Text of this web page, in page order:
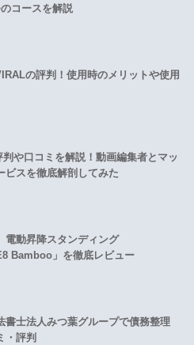
コースを解説
の評判！使用時のメリットや使用
や口コミを解説！動画編集者とマッ
ビスを徹底解剖してみた
電動昇降スタンディング
Bamboo」を徹底レビュー
書士法人みつ葉グループで債務整理
・評判